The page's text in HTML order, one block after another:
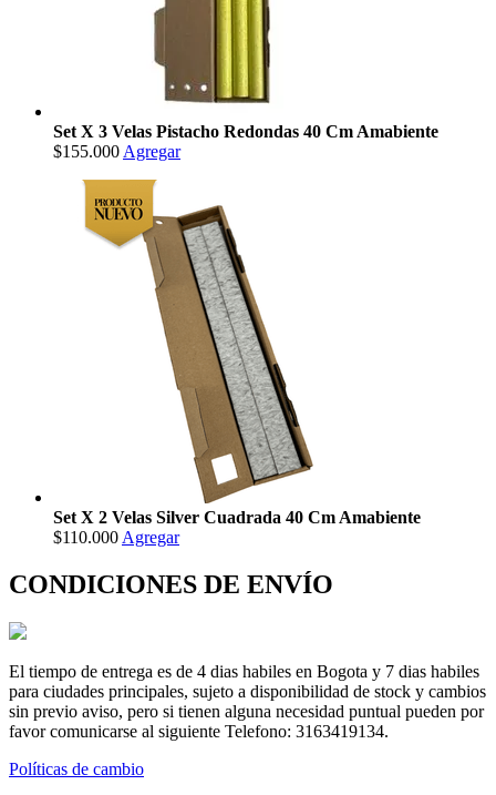
Set X 3 Velas Pistacho Redondas 40 Cm Amabiente
$155.000 Agregar
Set X 2 Velas Silver Cuadrada 40 Cm Amabiente
$110.000 Agregar
CONDICIONES DE ENVÍO
El tiempo de entrega es de 4 dias habiles en Bogota y 7 dias habiles
para ciudades principales, sujeto a disponibilidad de stock y cambios
sin previo aviso, pero si tienen alguna necesidad puntual pueden por
favor comunicarse al siguiente Telefono: 3163419134.
Políticas de cambio